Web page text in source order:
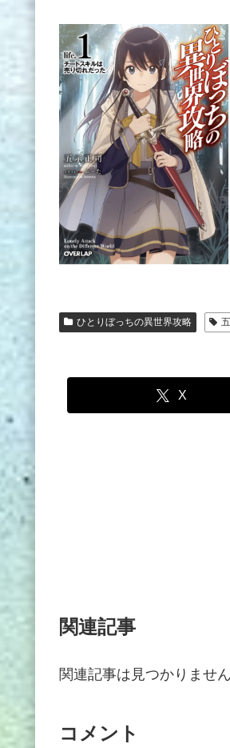
ひとりぼっちの異世界攻略
X
関連記事
関連記事は見つかりません
コメント